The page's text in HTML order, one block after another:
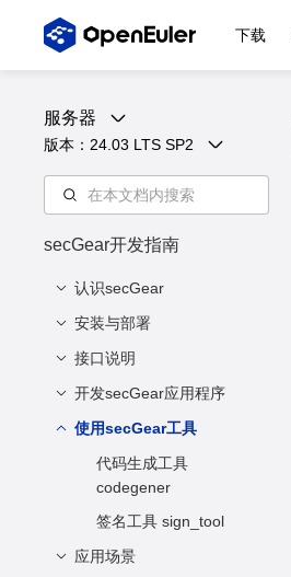
下载
服务器
版本： 24.03 LTS SP2
secGear开发指南
认识secGear
概述
架构介绍
关键特性
缩略语
安装与部署
ARM环境
X86环境
接口说明
cc_enclave_create
cc_enclave_destroy
cc_malloc_shared_me
mory
cc_free_shared_memo
开发secGear应用程序
下载样例
目录结构说明
准备工作
开发步骤
编译运行
使用secGear工具
代码生成工具
codegener
签名工具 sign_tool
应用场景